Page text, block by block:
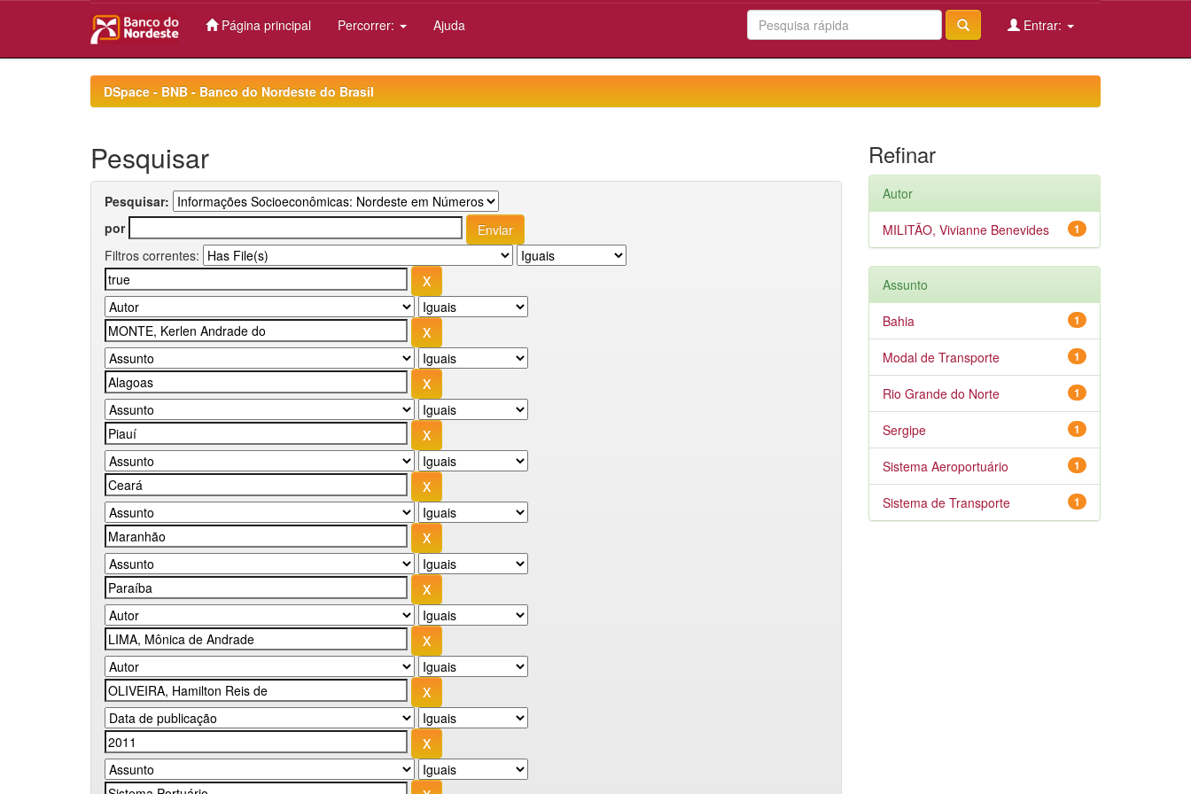
Página principal Percorrer: Ajuda Entrar:
DSpace - BNB - Banco do Nordeste do Brasil
Pesquisar
Pesquisar:
por
Filtros correntes:
Refinar
Autor
1
MILITÃO, Vivianne Benevides
Assunto
1
Bahia
1
Modal de Transporte
1
Rio Grande do Norte
1
Sergipe
1
Sistema Aeroportuário
1
Sistema de Transporte